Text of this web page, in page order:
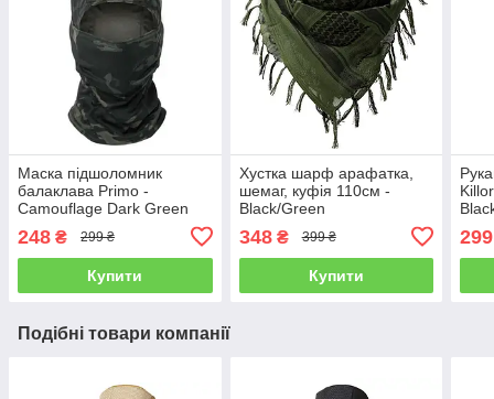
Маска підшоломник
балаклава Primo -
Camouflage Dark Green
248 ₴ 299 ₴
Купити
Хустка шарф арафатка,
шемаг, куфія 110см -
Black/Green
348₴ 399 ₴
Купити
299
Подібні товари компанії